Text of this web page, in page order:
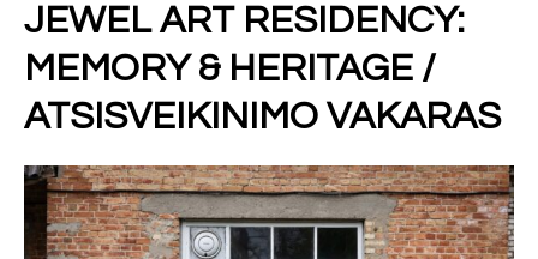
JEWEL ART RESIDENCY:
MEMORY & HERITAGE /
ATSISVEIKINIMO VAKARAS